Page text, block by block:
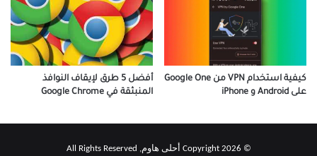
كيفية استخدام VPN من Google One
على Android و iPhone
أفضل 5 طرق لإيقاف النوافذ
المنبثقة في Google Chrome
© Copyright 2026 أحلى هاوم, All Rights Reserved